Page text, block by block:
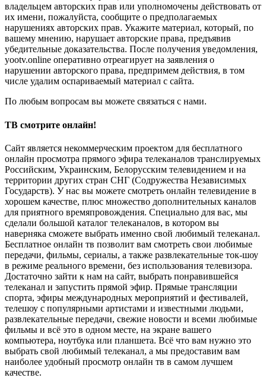
владельцем авторских прав или уполномочены действовать от
их имени, пожалуйста, сообщите о предполагаемых
нарушениях авторских прав. Укажите материал, который, по
вашему мнению, нарушает авторские права, предъявив
убедительные доказательства. После получения уведомления,
yootv.online оперативно отреагирует на заявления о
нарушении авторского права, предпримем действия, в том
числе удалим оспариваемый материал с сайта.
По любым вопросам вы можете связаться с нами.
ТВ смотрите онлайн!
Сайт является некоммерческим проектом для бесплатного
онлайн просмотра прямого эфира телеканалов транслируемых
Российским, Украинским, Белорусским телевидением и на
территории других стран СНГ (Содружества Независимых
Государств). У нас вы можете смотреть онлайн телевидение в
хорошем качестве, плюс множество дополнительных каналов
для приятного времяпровождения. Специально для вас, мы
сделали большой каталог телеканалов, в котором вы
наверняка сможете выбрать именно свой любимый телеканал.
Бесплатное онлайн тв позволит вам смотреть свои любимые
передачи, фильмы, сериалы, а также развлекательные ток-шоу
в режиме реального времени, без использования телевизора.
Достаточно зайти к нам на сайт, выбрать понравившейся
телеканал и запустить прямой эфир. Прямые трансляции
спорта, эфиры международных мероприятий и фестивалей,
телешоу с популярными артистами и известными людьми,
развлекательные передачи, свежие новости и всеми любимые
фильмы и всё это в одном месте, на экране вашего
компьютера, ноутбука или планшета. Всё что вам нужно это
выбрать свой любимый телеканал, а мы предоставим вам
наиболее удобный просмотр онлайн тв в самом лучшем
качестве.